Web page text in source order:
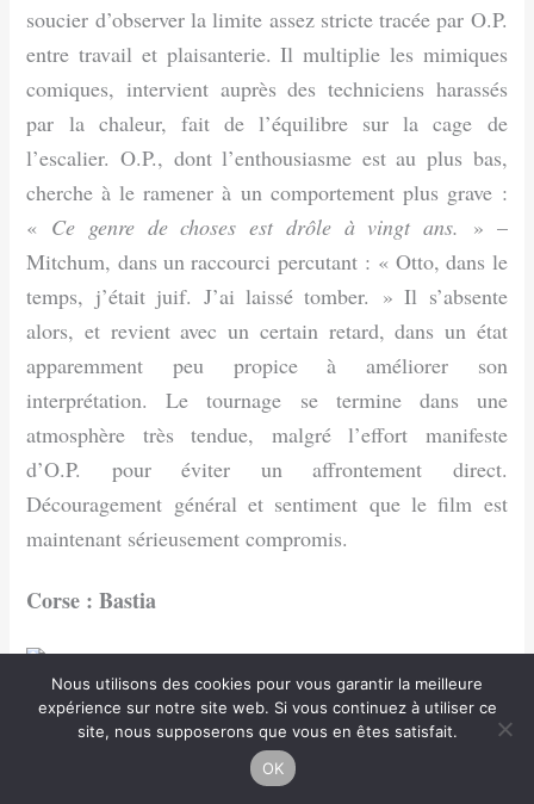
soucier d’observer la limite assez stricte tracée par O.P.
entre travail et plaisanterie. Il multiplie les mimiques
comiques, intervient auprès des techniciens harassés
par la chaleur, fait de l’équilibre sur la cage de
l’escalier. O.P., dont l’enthousiasme est au plus bas,
cherche à le ramener à un comportement plus grave :
« Ce genre de choses est drôle à vingt ans. » –
Mitchum, dans un raccourci percutant : « Otto, dans le
temps, j’était juif. J’ai laissé tomber. » Il s’absente
alors, et revient avec un certain retard, dans un état
apparemment peu propice à améliorer son
interprétation. Le tournage se termine dans une
atmosphère très tendue, malgré l’effort manifeste
d’O.P. pour éviter un affrontement direct.
Découragement général et sentiment que le film est
maintenant sérieusement compromis.
Corse : Bastia
13 juin.Arrivée des « scouts » (commandos)
israéliens, conduits par Saul (rôle tenu par Ted
Gershuny). Une fois encore, souci constant d’O.P.
Nous utilisons des cookies pour vous garantir la meilleure
expérience sur notre site web. Si vous continuez à utiliser ce
site, nous supposerons que vous en êtes satisfait.
OK